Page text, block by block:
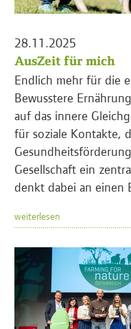
28.11.2025
AusZeit für mich
Endlich mehr für die
Bewusstere
auf das innere
für soziale Kontakte,
Gesellschaft ein
denkt dabei an einen
weiterlesen